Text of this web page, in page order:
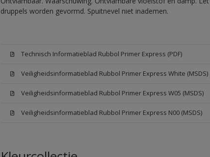
druppels worden gevormd. Spuitnevel niet inademen.
Technisch Informatieblad Rubbol Primer Express (PDF)
Veiligheidsinformatieblad Rubbol Primer Express White (MSDS)
Veiligheidsinformatieblad Rubbol Primer Express W05 (MSDS)
Veiligheidsinformatieblad Rubbol Primer Express N00 (MSDS)